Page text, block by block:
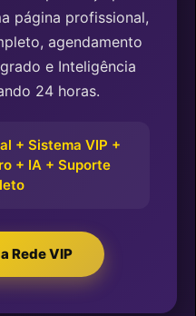
página profissional,
agendamento
e Inteligência
24 horas.
+ Sistema VIP +
+ IA + Suporte
Rede VIP